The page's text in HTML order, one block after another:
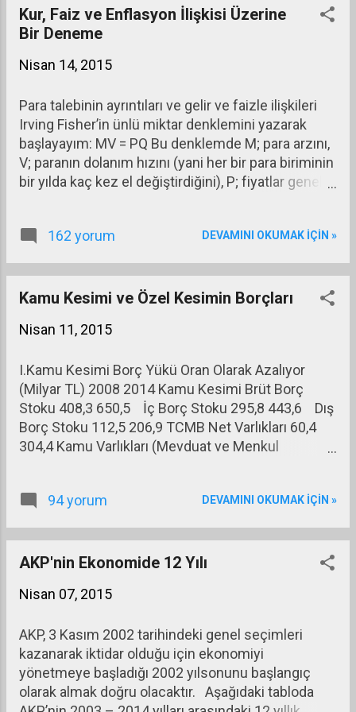
Türkiye 0,7 1,1 3.522
Kur, Faiz ve Enflasyon İlişkisi Üzerine
Bir Deneme
Nisan 14, 2015
Para talebinin ayrıntıları ve gelir ve faizle ilişkileri
Irving Fisher’in ünlü miktar denklemini yazarak
başlayayım: MV = PQ Bu denklemde M; para arzını,
V; paranın dolanım hızını (yani her bir para biriminin
bir yılda kaç kez el değiştirdiğini), P; fiyatlar genel
162 yorum
DEVAMINI OKUMAK IÇIN »
Kamu Kesimi ve Özel Kesimin Borçları
Nisan 11, 2015
I.Kamu Kesimi Borç Yükü Oran Olarak Azalıyor
(Milyar TL) 2008 2014 Kamu Kesimi Brüt Borç
Stoku 408,3 650,5 İç Borç Stoku 295,8 443,6 Dış
Borç Stoku 112,5 206,9 TCMB Net Varlıkları 60,4
304,4 Kamu Varlıkları (Mevduat ve Menkul
Kesimi Brüt Borç Stoku (%) 43,0 37,2 Kamu Kesimi
94 yorum DEVAMINI OKUMAK IÇIN »
AKP'nin Ekonomide 12 Yılı
Nisan 07, 2015
AKP, 3 Kasım 2002 tarihindeki genel seçimleri
kazanarak iktidar olduğu için ekonomiyi
yönetmeye başladığı 2002 yılsonunu başlangıç
olarak almak doğru olacaktır. Aşağıdaki tabloda